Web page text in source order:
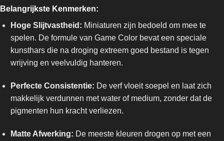
Belangrijkste Kenmerken:
Hoge Slijtvastheid: Miniaturen zijn bedoeld om mee te
spelen. De formule van Game Color bevat een speciale
kunsthars die na droging extreem goed bestand is tegen
wrijving en veelvuldig hanteren.
Perfecte Consistentie: De verf vloeit soepel en laat zich
makkelijk verdunnen met water of medium, zonder dat de
pigmenten hun kracht verliezen.
Matte Afwerking: De meeste kleuren drogen op met een